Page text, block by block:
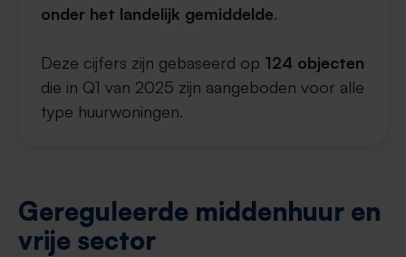
onder het landelijk gemiddelde.
Deze cijfers zijn gebaseerd op 124 objecten
die in Q1 van 2025 zijn aangeboden voor alle
type huurwoningen.
Gereguleerde middenhuur en
vrije sector